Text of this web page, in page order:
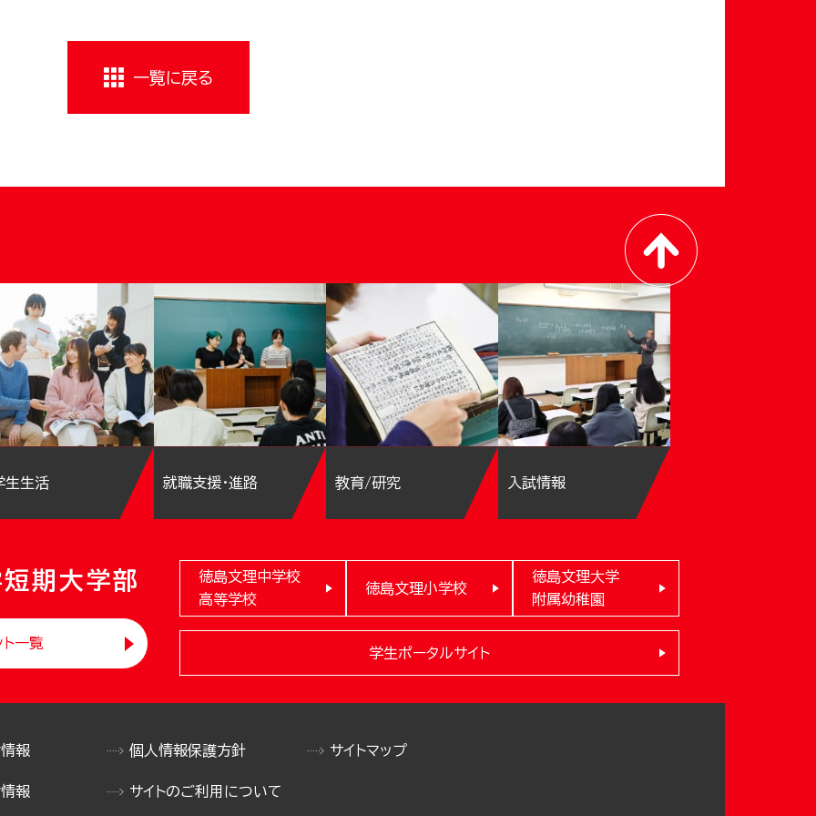
一覧に戻る
生生活 就職支援・進路 教育/研究 入試情報
期大学部
一覧
徳島文理中学校
高等学校
徳島文理小学校
徳島文理大学
附属幼稚園
学生ポータルサイト
報
報
個人情報保護方針
サイトのご利用について
サイトマップ